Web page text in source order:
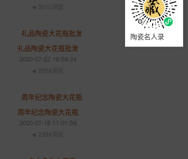
陶瓷名人录
3010浏览
礼品陶瓷大花瓶批发
2020-07-22 19:59:24
2508浏览
周年纪念陶瓷大花瓶
2020-07-18 11:01:59
2308浏览